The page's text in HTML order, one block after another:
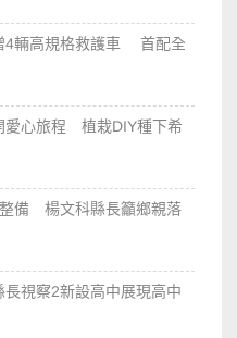
4輛高規格救護車 首配全
愛心旅程 植栽DIY種下希
備 楊文科縣長籲鄉親落
視察2新設高中展現高中